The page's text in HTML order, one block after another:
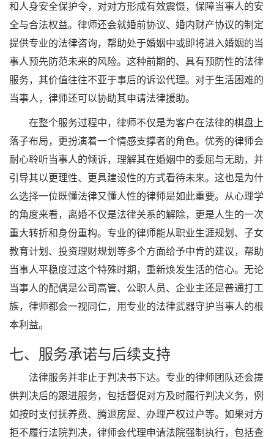
和人身安全保护令，对对方形成有效震慑，保障当事人的安
全与合法权益。律师还会就婚前协议、婚内财产协议的制定
提供专业的法律咨询，帮助处于婚姻中或即将进入婚姻的当
事人预先防范未来的风险。这种前期的、具有预防性的法律
服务，其价值往往不亚于事后的诉讼代理。对于生活困难的
当事人，律师还可以协助其申请法律援助。
在整个服务过程中，律师不仅是为客户在法律的棋盘上
落子布局，更扮演着一个情感支撑者的角色。优秀的律师会
耐心聆听当事人的倾诉，理解其在婚姻中的委屈与无助，并
引导其以更理性、更具建设性的方式看待未来。这也是为什
么选择一位既懂法律又懂人性的律师是如此重要。从心理学
的角度来看，离婚不仅是法律关系的解除，更是人生的一次
重大转折和身份重构。专业的律师能从职业生涯规划、子女
教育计划、投资理财规划等多个方面给予中肯的建议，帮助
当事人平稳度过这个特殊时期，重新焕发生活的信心。无论
当事人的配偶是公司高管、公职人员、企业主还是普通打工
族，律师都会一视同仁，用专业的法律武器守护当事人的根
本利益。
七、服务承诺与后续支持
法律服务并非止于判决书下达。专业的律师团队还会提
供判决后的跟进服务，包括督促对方及时履行判决义务，例
如按时支付抚养费、腾退房屋、办理产权过户等。如果对方
拒不履行法院判决，律师会代理申请法院强制执行，包括查